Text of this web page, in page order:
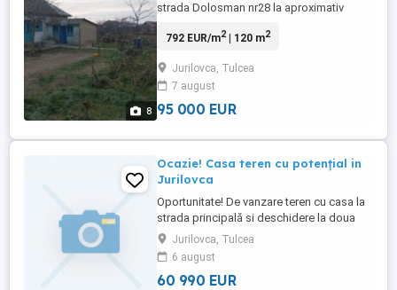
8
strada Dolosman nr28 la aproximativ
linistita fara trafic aglomerat .Propietar
certificat energetic.Pentru mai multe detalii
la tel
792 EUR/m2| 120 m2
Jurilovca, Tulcea
7 august
95 000 EUR
Ocazie! Casa teren cu potențial in
Jurilovca
Oportunitate! De vanzare teren cu casa la
strada principală si deschidere la doua
străzi (parcare pe strada secundară),
magazin funcțional pe amplasament.
Locatie:
Jurilovca, Tulcea
6 august
60 990 EUR